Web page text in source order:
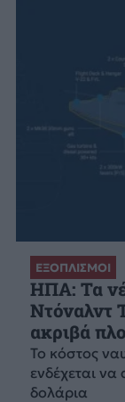
ΕΞΟΠΛΙΣΜΟΙ
ΗΠΑ: Τα
Ντόναλντ
ακριβά
Το κόστος
ενδέχεται να
δολάρια